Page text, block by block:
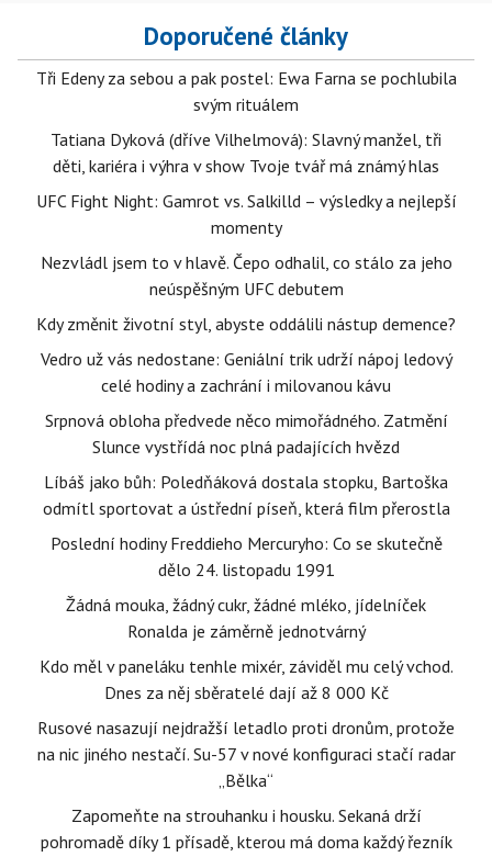
Doporučené články
Tři Edeny za sebou a pak postel: Ewa Farna se pochlubila
svým rituálem
Tatiana Dyková (dříve Vilhelmová): Slavný manžel, tři
děti, kariéra i výhra v show Tvoje tvář má známý hlas
UFC Fight Night: Gamrot vs. Salkilld – výsledky a nejlepší
momenty
Nezvládl jsem to v hlavě. Čepo odhalil, co stálo za jeho
neúspěšným UFC debutem
Kdy změnit životní styl, abyste oddálili nástup demence?
Vedro už vás nedostane: Geniální trik udrží nápoj ledový
celé hodiny a zachrání i milovanou kávu
Srpnová obloha předvede něco mimořádného. Zatmění
Slunce vystřídá noc plná padajících hvězd
Líbáš jako bůh: Poledňáková dostala stopku, Bartoška
odmítl sportovat a ústřední píseň, která film přerostla
Poslední hodiny Freddieho Mercuryho: Co se skutečně
dělo 24. listopadu 1991
Žádná mouka, žádný cukr, žádné mléko, jídelníček
Ronalda je záměrně jednotvárný
Kdo měl v paneláku tenhle mixér, záviděl mu celý vchod.
Dnes za něj sběratelé dají až 8 000 Kč
Rusové nasazují nejdražší letadlo proti dronům, protože
na nic jiného nestačí. Su-57 v nové konfiguraci stačí radar
„Bělka“
Zapomeňte na strouhanku i housku. Sekaná drží
pohromadě díky 1 přísadě, kterou má doma každý řezník